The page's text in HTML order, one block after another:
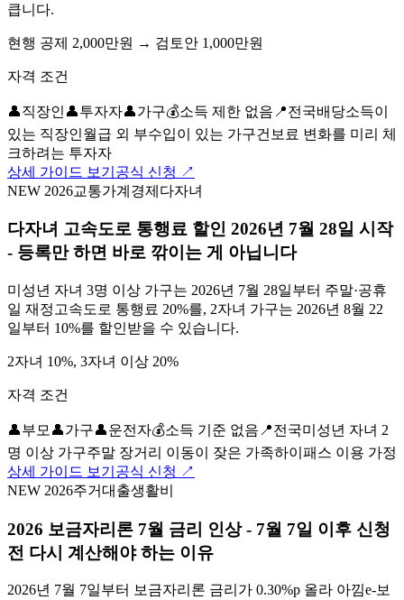
큽니다.
현행 공제 2,000만원 → 검토안 1,000만원
자격 조건
👤직장인 👤투자자👤가구💰소득 제한 없음 📍전국배당소득이
있는 직장인월급 외 부수입이 있는 가구건보료 변화를 미리 체
크하려는 투자자
상세 가이드 보기 공식 신청 ↗
NEW 2026교통가계경제 다자녀
다자녀 고속도로 통행료 할인 2026년 7월 28일 시작
- 등록만 하면 바로 깎이는 게 아닙니다
미성년 자녀 3명 이상 가구는 2026년 7월 28일부터 주말·공휴
일 재정고속도로 통행료 20%를, 2자녀 가구는 2026년 8월 22
일부터 10%를 할인받을 수 있습니다.
2자녀 10%, 3자녀 이상 20%
자격 조건
👤부모 👤가구👤운전자💰소득 기준 없음 📍전국미성년 자녀 2
명 이상 가구주말 장거리 이동이 잦은 가족하이패스 이용 가정
상세 가이드 보기 공식 신청 ↗
NEW 2026주거대출생활비
2026 보금자리론 7월 금리 인상 - 7월 7일 이후 신청
전 다시 계산해야 하는 이유
2026년 7월 7일부터 보금자리론 금리가 0.30%p 올라 아낌e-보